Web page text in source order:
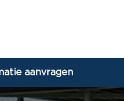
aanvragen